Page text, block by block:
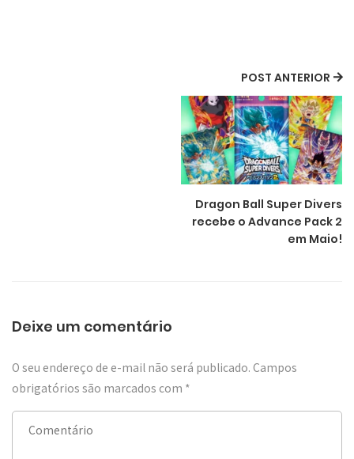
POST ANTERIOR
Dragon Ball Super Divers
recebe o Advance Pack 2
em Maio!
Deixe um comentário
O seu endereço de e-mail não será publicado. Campos
obrigatórios são marcados com *